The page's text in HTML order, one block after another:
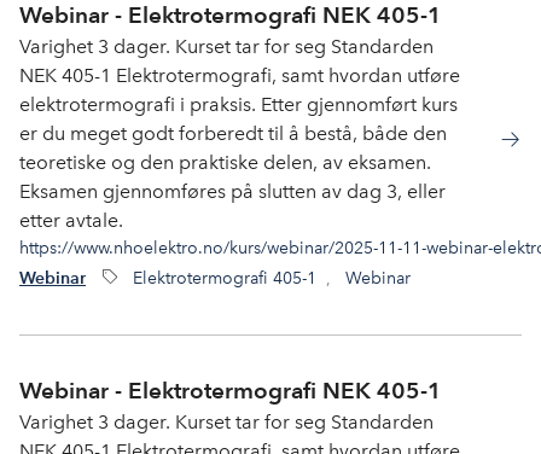
Webinar - Elektrotermografi NEK 405-1
Varighet 3 dager. Kurset tar for seg Standarden
NEK 405-1 Elektrotermografi, samt hvordan utføre
elektrotermografi i praksis. Etter gjennomført kurs
er du meget godt forberedt til å bestå, både den
teoretiske og den praktiske delen, av eksamen.
Eksamen gjennomføres på slutten av dag 3, eller
etter avtale.
https://www.nhoelektro.no/kurs/webinar/2025-11-11-webinar-
Webinar Elektrotermografi 405-1 , Webinar
Webinar - Elektrotermografi NEK 405-1
Varighet 3 dager. Kurset tar for seg Standarden